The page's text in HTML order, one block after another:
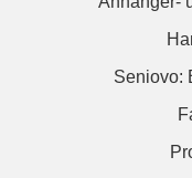
Seniovo: